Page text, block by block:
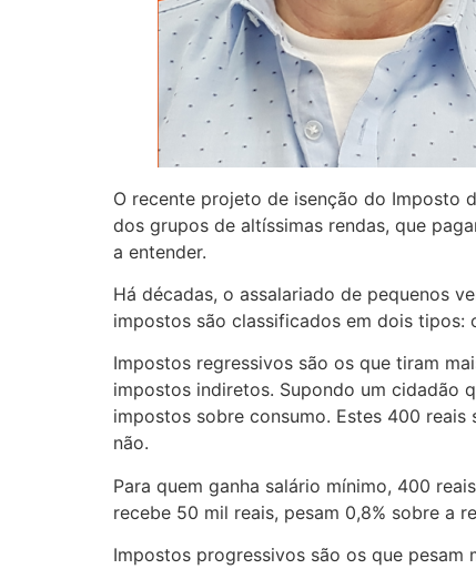
O recente projeto de isenção do Imposto
dos grupos de altíssimas rendas, que
a entender.
Há décadas, o assalariado de pequenos
impostos são classificados em dois tipos:
Impostos regressivos são os que tiram
impostos indiretos. Supondo um cidadão
impostos sobre consumo. Estes 400
não.
Para quem ganha salário mínimo, 400
recebe 50 mil reais, pesam 0,8% sobre a
Impostos progressivos são os que pesam